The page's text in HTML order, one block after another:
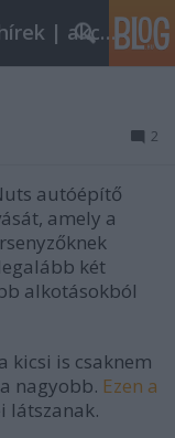
kockagyár! | LEGO Blog | hírek | akciók |
2
autóépítő
amely a
két
alkotásokból
kicsi is csaknem
nagyobb. Ezen a
látszanak.